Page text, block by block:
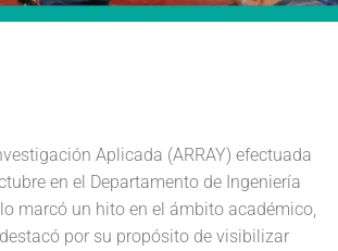
Aplicada (ARRAY) efectuada
en el Departamento de Ingeniería
marcó un hito en el ámbito académico,
por su propósito de visibilizar